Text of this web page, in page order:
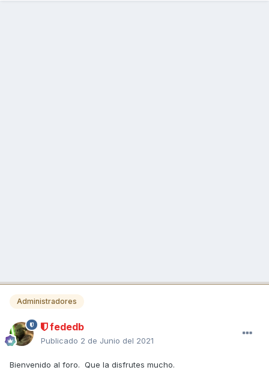
Administradores
fededb
Publicado 2 de Junio del 2021
Bienvenido al foro. Que la disfrutes mucho.